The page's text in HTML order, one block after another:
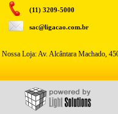
(11) 3209-5000
sac@ligacao.com.br
Nossa Loja: Av. Alcântara Machado,